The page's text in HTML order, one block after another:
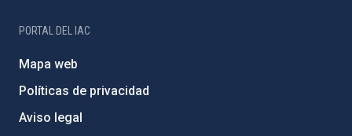
PORTAL DEL IAC
Mapa web
Políticas de privacidad
Aviso legal